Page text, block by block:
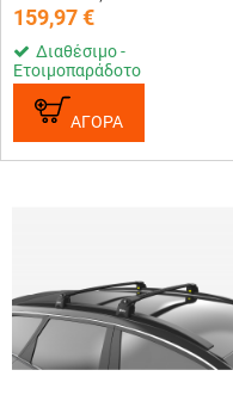
159,97€
Διαθέσιμο -
Ετοιμοπαράδοτο
ΑΓΟΡΑ